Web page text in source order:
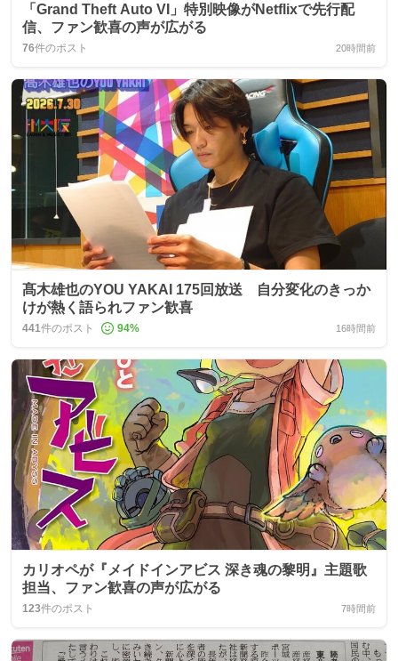
「Grand Theft Auto VI」特別映像がNetflixで先行配
信、ファン歓喜の声が広がる
76件のポスト 20時間前
髙木雄也のYOU YAKAI 175回放送 自分変化のきっか
けが熱く語られファン歓喜
441件のポスト 94% 16時間前
カリオペが『メイドインアビス 深き魂の黎明』主題歌
担当、ファン歓喜の声が広がる
123件のポスト 7時間前